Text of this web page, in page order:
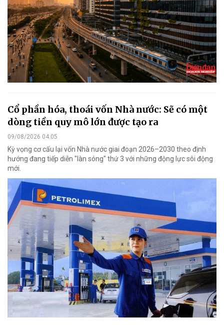
Cổ phần hóa, thoái vốn Nhà nước: Sẽ có một
dòng tiền quy mô lớn được tạo ra
09/08/2026 04:05
Kỳ vọng cơ cấu lại vốn Nhà nước giai đoạn 2026–2030 theo định
hướng đang tiếp diễn "làn sóng" thứ 3 với những động lực sôi động
mới.